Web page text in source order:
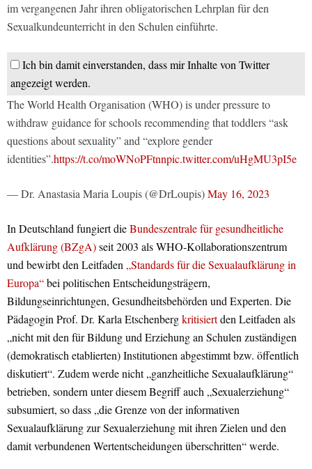
im vergangenen Jahr ihren obligatorischen Lehrplan für den
Sexualkundeunterricht in den Schulen einführte.
Ich bin damit einverstanden, dass mir Inhalte von Twitter
angezeigt werden.
The World Health Organisation (WHO) is under pressure to
withdraw guidance for schools recommending that toddlers “ask
questions about sexuality” and “explore gender
identities”.https://t.co/moWNoPFtnnpic.twitter.com/uHgMU3pI5e
— Dr. Anastasia Maria Loupis (@DrLoupis)May 16, 2023
In Deutschland fungiert dieBundeszentrale für gesundheitliche
Aufklärung (BZgA)seit 2003 als WHO-Kollaborationszentrum
und bewirbt den Leitfaden„Standards für die Sexualaufklärung in
Europa“bei politischen Entscheidungsträgern,
Bildungseinrichtungen, Gesundheitsbehörden und Experten. Die
Pädagogin Prof. Dr. Karla Etschenbergkritisiertden Leitfaden als
„nicht mit den für Bildung und Erziehung an Schulen zuständigen
(demokratisch etablierten) Institutionen abgestimmt bzw. öffentlich
diskutiert“. Zudem werde nicht „ganzheitliche Sexualaufklärung“
betrieben, sondern unter diesem Begriff auch „Sexualerziehung“
subsumiert, so dass „die Grenze von der informativen
Sexualaufklärung zur Sexualerziehung mit ihren Zielen und den
damit verbundenen Wertentscheidungen überschritten“ werde.